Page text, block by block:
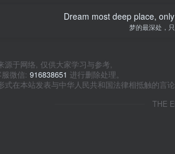
Dream most deep place,
梦的最深处，
源于网络, 仅供大家学习与参考,
微信: 916838651 进行删除处理。
式在本站发表与中华人民共和国法律相抵触的言论
THE